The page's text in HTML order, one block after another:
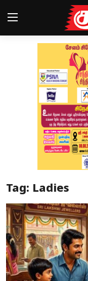
Magazines
Special Story
Business
Crime
Tag: Ladies